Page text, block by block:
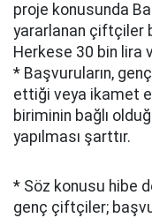
proje konusunda
yararlanan çiftçiler
Herkese 30 bin lira
* Başvuruların,
ettiği veya ikamet
biriminin bağlı
yapılması şarttır.
* Söz konusu hibe
genç çiftçiler;